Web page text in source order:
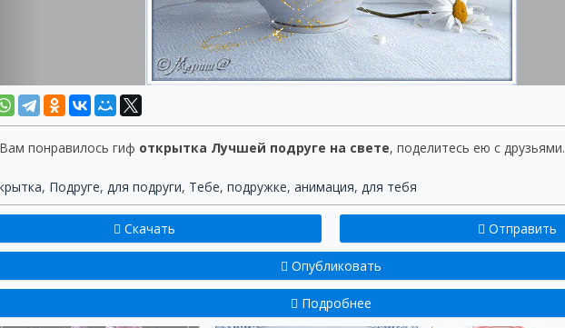
понравилось гиф открытка Лучшей подруге на свете, поделитесь ею с друзьями.
, Подруге, для подруги, Тебе, подружке, анимация, для тебя
Скачать Отправить
Опубликовать
Подробнее